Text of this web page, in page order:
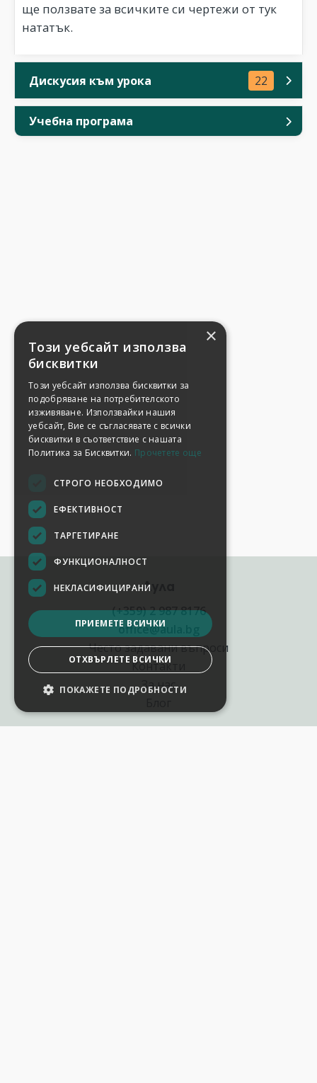
ще ползвате за всичките си чертежи от тук
нататък.
Дискусия към урока 22
Учебна програма
Аула
(+359) 2 987 8176
office@aula.bg
Често задавани въпроси
Контакти
За нас
×
Този уебсайт използва
бисквитки
Този уебсайт използва бисквитки за
подобряване на потребителското
изживяване. Използвайки нашия
уебсайт, Вие се съгласявате с всички
бисквитки в съответствие с нашата
Политика за Бисквитки. Прочетете още
СТРОГО НЕОБХОДИМО
ЕФЕКТИВНОСТ
ТАРГЕТИРАНЕ
ФУНКЦИОНАЛНОСТ
НЕКЛАСИФИЦИРАНИ
ПРИЕМЕТЕ ВСИЧКИ
ОТХВЪРЛЕТЕ ВСИЧКИ
ПОКАЖЕТЕ ПОДРОБНОСТИ